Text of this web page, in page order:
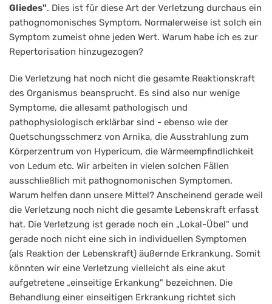
Gliedes". Dies ist für diese Art der Verletzung durchaus ein
pathognomonisches Symptom. Normalerweise ist solch ein
Symptom zumeist ohne jeden Wert. Warum habe ich es zur
Repertorisation hinzugezogen?
Die Verletzung hat noch nicht die gesamte Reaktionskraft
des Organismus beansprucht. Es sind also nur wenige
Symptome, die allesamt pathologisch und
pathophysiologisch erklärbar sind - ebenso wie der
Quetschungsschmerz von Arnika, die Ausstrahlung zum
Körperzentrum von Hypericum, die Wärmeempfindlichkeit
von Ledum etc. Wir arbeiten in vielen solchen Fällen
ausschließlich mit pathognomonischen Symptomen.
Warum helfen dann unsere Mittel? Anscheinend gerade weil
die Verletzung noch nicht die gesamte Lebenskraft erfasst
hat. Die Verletzung ist gerade noch ein „Lokal-Übel" und
gerade noch nicht eine sich in individuellen Symptomen
(als Reaktion der Lebenskraft) äußernde Erkrankung. Somit
könnten wir eine Verletzung vielleicht als eine akut
aufgetretene „einseitige Erkankung" bezeichnen. Die
Behandlung einer einseitigen Erkrankung richtet sich